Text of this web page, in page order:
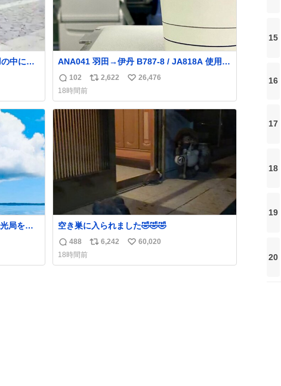
種族を
ANA041 羽田→伊丹 B787-8 / JA818A 使用機
到着遅れにつき 「安全に支障ない範囲で1分1
秒でも遅延回復に努めております」と機長の
気合い十分！ が、フライトは順調に進みす
ぎ… 「飛ばしすぎたせいか現在奈良県上空で
の待機を命じられております」 でコンソメス
ープ吹き出しそうになりましたw
返
信
数
102
リ
ス
ト
数
2,622
い
ね
26,476
18時間前
局をフ
か島と
で、特
空き巣に入られました🤣🤣🤣
返
信
488
リ
6,242
い
60,020
18時間前
15
16
17
18
19
20